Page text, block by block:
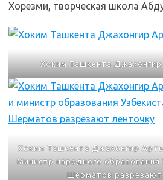
Хорезми, творческая школа
Хоким Ташкента
Хоким Ташкента Джахонгир
Министр народного
Шерматов разрезают